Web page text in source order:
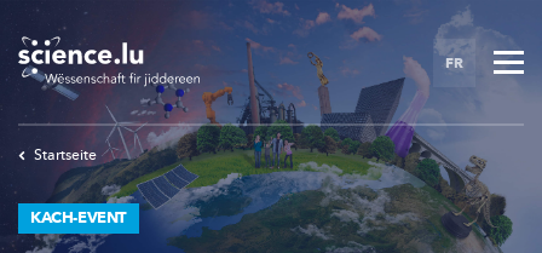
to
main
content
FR
Startseite
KACH-EVENT